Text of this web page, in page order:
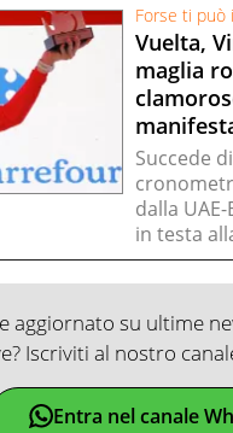
Forse ti può
Vuelta,
maglia
Succede
dalla
in testa
aggiornato su ultime
Iscriviti al nostro
Entra nel canale